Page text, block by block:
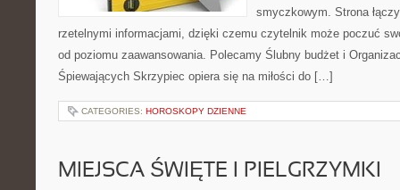
smyczkowym. Strona
rzetelnymi informacjami, dzięki czemu czytelnik może poczuć
od poziomu zaawansowania. Polecamy Ślubny budżet i
Śpiewających Skrzypiec opiera się na miłości do […]
CATEGORIES: HOROSKOPY DZIENNE
MIEJSCA ŚWIĘTE I PIELGRZYMKI